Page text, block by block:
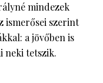
mindezek
ismerősei szerint
a jövőben is
neki tetszik.